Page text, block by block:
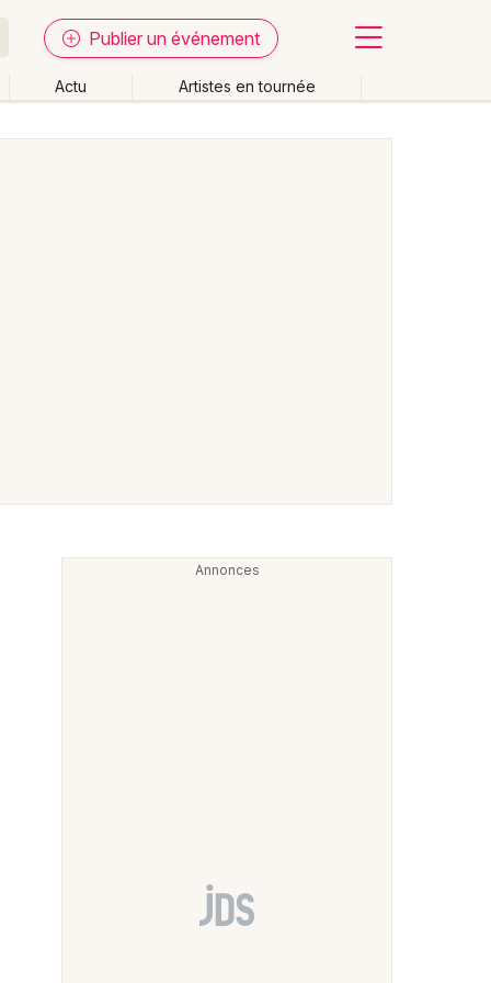
Publier un événement
Actu Artistes en tournée